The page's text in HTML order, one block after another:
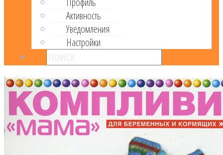
Активность
Уведомления
Настройки